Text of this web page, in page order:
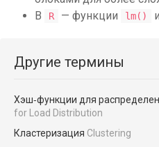
В
R — функции lm() и
Другие термины
Хэш‑функции для
for Load Distribution
Кластеризация Clustering